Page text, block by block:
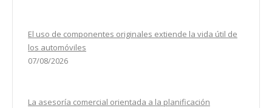
El uso de componentes originales extiende la vida útil de
los automóviles
07/08/2026
La asesoría comercial orientada a la planificación